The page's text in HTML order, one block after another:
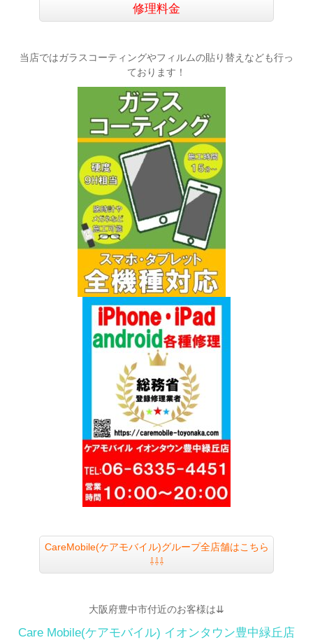
修理料金
当店ではガラスコーティングやフィルムの貼り替えなども行っ
ております！
CareMobile(ケアモバイル)グループ全店舗はこちら
⇩⇩⇩
大阪府豊中市付近のお客様は⇊
Care Mobile(ケアモバイル) イオンタウン豊中緑丘店